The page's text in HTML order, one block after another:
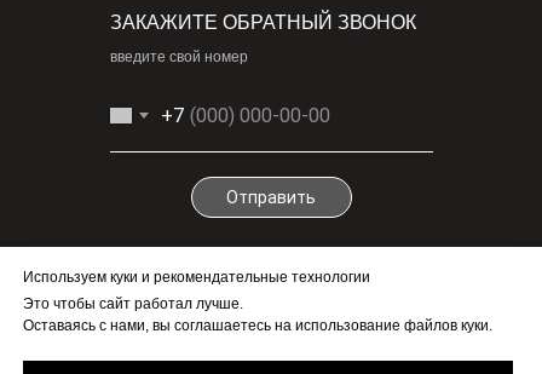
Используем куки и рекомендательные технологии
Это чтобы сайт работал лучше.
Оставаясь с нами, вы соглашаетесь на использование файлов куки.
Бесплатно.Круглосуточно
zakaz@kaluga-flora.ru
ЗАКАЖИТЕ ОБРАТНЫЙ ЗВОНОК
введите свой номер
+7
Отправить